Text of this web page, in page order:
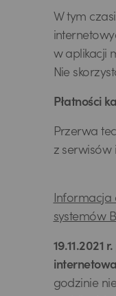
W tym
w aplikacji
Nie
Płatności
Przerwa
z serwisów
Informacja
systemów
19.11.2021
godzinie